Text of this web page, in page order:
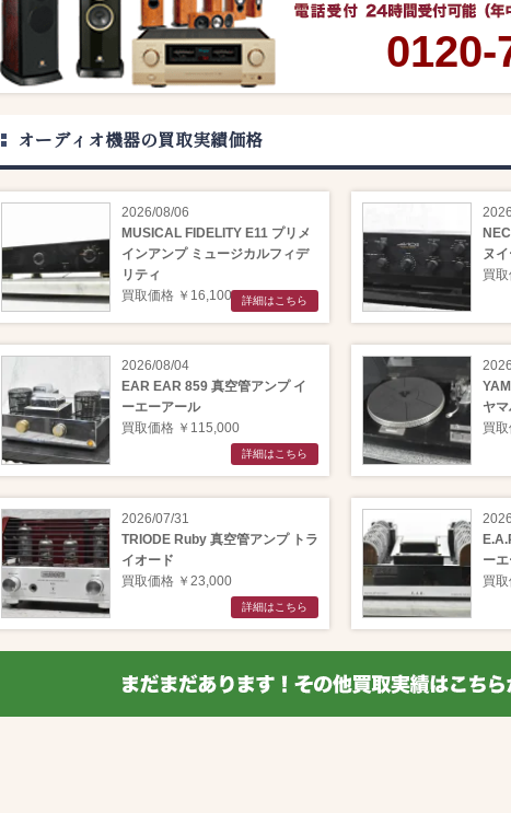
0120-
オーディオ機器の買取実績価格
2026/08/06
MUSICAL FIDELITY E11 プリメ
インアンプ ミュージカルフィデ
リティ
買取価格 ￥16,100
詳細はこちら
ヌ
買
2026/08/04
EAR EAR 859 真空管アンプ イ
ーエーアール
買取価格 ￥115,000
詳細はこちら
ヤ
買
2026/07/31
TRIODE Ruby 真空管アンプ トラ
イオード
買取価格 ￥23,000
詳細はこちら
ー
買